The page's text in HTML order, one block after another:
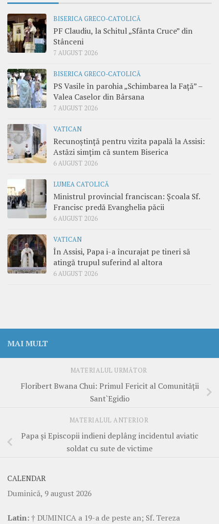
BISERICA GRECO-CATOLICĂ
PF Claudiu, la Schitul „Sfânta Cruce” din
Stânceni
7 AUGUST 2026
BISERICA GRECO-CATOLICĂ
PS Vasile în parohia „Schimbarea la Față” –
Valea Caselor din Bârsana
7 AUGUST 2026
VATICAN
Recunoștință pentru vizita papală la Assisi:
Astăzi simțim că suntem Biserica
6 AUGUST 2026
LUMEA CATOLICĂ
Ministrul provincial franciscan: Școala Sf.
Francisc predă Evanghelia păcii
6 AUGUST 2026
VATICAN
În Assisi, Papa i-a încurajat pe tineri să
atingă trupul suferind al altora
6 AUGUST 2026
MAI MULT
MATERIALUL URMĂTOR
Floribert Bwana Chui: Primul Fericit al Comunității
Sant`Egidio
MATERIALUL ANTERIOR
Papa și Episcopii indieni deplâng incidentul aviatic
soldat cu sute de victime
CALENDAR
Duminică, 9 august 2026
Latin:† DUMINICA a 19-a de peste an; Sf. Tereza